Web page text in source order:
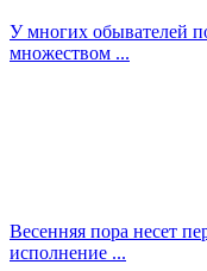
У многих обывателей
множеством ...
Весенняя пора несет
исполнение ...